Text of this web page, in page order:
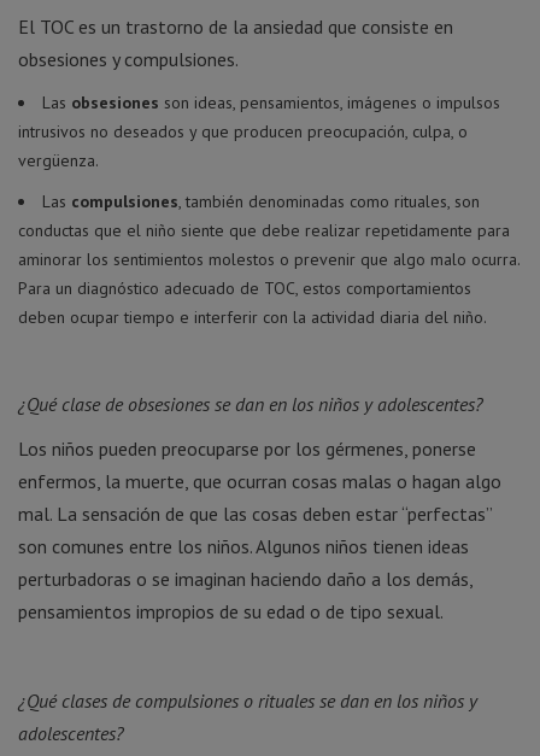
El TOC es un trastorno de la ansiedad que consiste en
obsesiones y compulsiones.
Las obsesiones son ideas, pensamientos, imágenes o impulsos
intrusivos no deseados y que producen preocupación, culpa, o
vergüenza.
Las compulsiones, también denominadas como rituales, son
conductas que el niño siente que debe realizar repetidamente para
aminorar los sentimientos molestos o prevenir que algo malo ocurra.
Para un diagnóstico adecuado de TOC, estos comportamientos
deben ocupar tiempo e interferir con la actividad diaria del niño.
¿Qué clase de obsesiones se dan en los niños y adolescentes?
Los niños pueden preocuparse por los gérmenes, ponerse
enfermos, la muerte, que ocurran cosas malas o hagan algo
mal. La sensación de que las cosas deben estar “perfectas”
son comunes entre los niños. Algunos niños tienen ideas
perturbadoras o se imaginan haciendo daño a los demás,
pensamientos impropios de su edad o de tipo sexual.
¿Qué clases de compulsiones o rituales se dan en los niños y
adolescentes?